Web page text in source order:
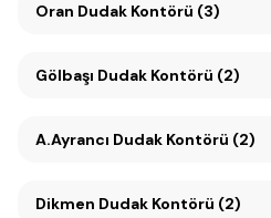
Oran Dudak Kontörü (3)
Gölbaşı Dudak Kontörü (2)
A.Ayrancı Dudak Kontörü (2)
Dikmen Dudak Kontörü (2)